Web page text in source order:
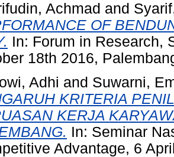
Achmad and
OF
In: Forum in Research,
18th 2016,
Adhi and Suwarni,
KRITERIA
KERJA
In: Seminar
Advantage, 6